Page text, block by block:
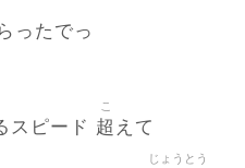
ったでっ
スピード 超
こ
えて
じょうとう